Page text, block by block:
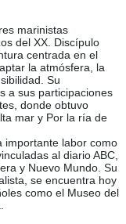
marinistas
del XX. Discípulo
centrada en el
la atmósfera, la
Su
a sus participaciones
donde obtuvo
mar y Por la ría de
importante labor como
al diario ABC,
y Nuevo Mundo. Su
se encuentra hoy
como el Museo del